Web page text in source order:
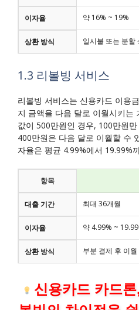
이자율 약 16% ~ 19%
상환 방식 일시불 또는 분할
1.3 리볼빙 서비스
리볼빙 서비스는 신용카드 이용
지 금액을 다음 달로 이월시키는
값이 500만원인 경우, 100만원
400만원은 다음 달로 이월할 수
자율은 평균 4.99%에서 19.99%
항목
대출 기간 최대 36개월
이자율 약 4.99% ~
상환 방식 부분 결제 후 이월
신용카드 카드